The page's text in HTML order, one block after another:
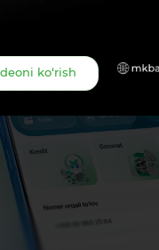
KIRITISH,
ko‘rish